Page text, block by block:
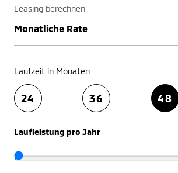
Leasing berechnen
Monatliche Rate
Laufzeit in Monaten
24 36 48
Laufleistung pro Jahr